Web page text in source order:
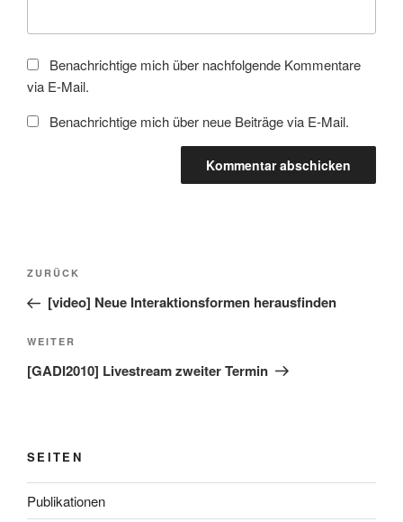
Benachrichtige mich über nachfolgende Kommentare
via E-Mail.
Benachrichtige mich über neue Beiträge via E-Mail.
Beitragsnavigation
Vorheriger
Beitrag
ZURÜCK
[video] Neue Interaktionsformen herausfinden
Nächster
Beitrag
WEITER
[GADI2010] Livestream zweiter Termin
SEITEN
Publikationen